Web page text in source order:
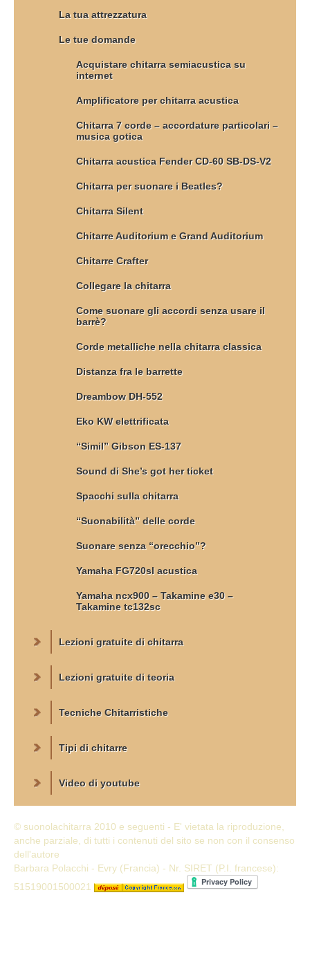
La tua attrezzatura
Le tue domande
Acquistare chitarra semiacustica su
internet
Amplificatore per chitarra acustica
Chitarra 7 corde – accordature particolari –
musica gotica
Chitarra acustica Fender CD-60 SB-DS-V2
Chitarra per suonare i Beatles?
Chitarra Silent
Chitarre Auditorium e Grand Auditorium
Chitarre Crafter
Collegare la chitarra
Come suonare gli accordi senza usare il
barrè?
Corde metalliche nella chitarra classica
Distanza fra le barrette
Dreambow DH-552
Eko KW elettrificata
“Simil” Gibson ES-137
Sound di She’s got her ticket
Spacchi sulla chitarra
“Suonabilità” delle corde
Suonare senza “orecchio”?
Yamaha FG720sl acustica
Yamaha ncx900 – Takamine e30 –
Takamine tc132sc
Lezioni gratuite di chitarra
Lezioni gratuite di teoria
Tecniche Chitarristiche
Tipi di chitarre
Video di youtube
© suonolachitarra 2010 e seguenti - E' vietata la riproduzione,
anche parziale, di tutti i contenuti del sito se non con il consenso
dell'autore
Barbara Polacchi - Evry (Francia) - Nr. SIRET (P.I. francese):
51519001500021